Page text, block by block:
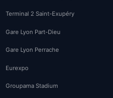
Terminal 2 Saint-Exupéry
Gare Lyon Part-Dieu
Gare Lyon Perrache
Eurexpo
Groupama Stadium